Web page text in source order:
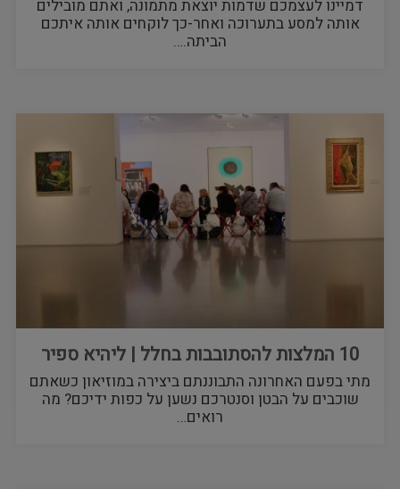
דמיינו לעצמכם שדמות יוצאת מתמונה, ואתם מובילים
אותה למסע בתערוכה ואחר-כך לוקחים אותה איתכם
הביתה.…
10 המלצות להסתובבות בחלל | ליהיא ספיר
מתי בפעם האחרונה התבוננתם ביצירה במוזיאון כשאתם
שוכבים על הבטן וסנטרכם נשען על כפות ידיכם? מה
רואים…